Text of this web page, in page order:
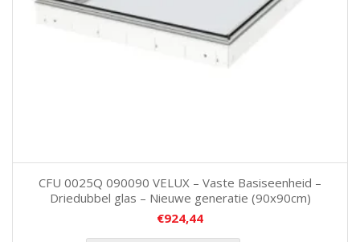
CFU 0025Q 090090 VELUX – Vaste Basiseenheid –
Driedubbel glas – Nieuwe generatie (90x90cm)
€924,44